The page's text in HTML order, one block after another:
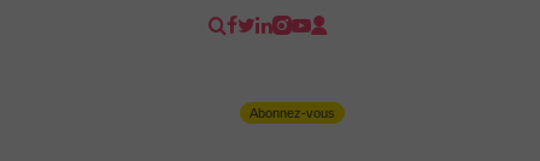
Abonnez-vous